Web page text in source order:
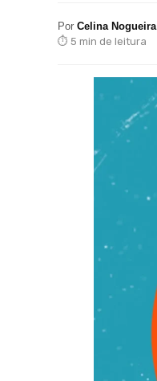
Por Celina Nogueira
⏱ 5 min de leitura